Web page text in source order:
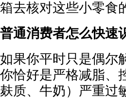
箱去核对这些小零食
普通消费者怎么快速
如果你平时只是偶尔
你恰好是严格减脂、
麸质、牛奶）严重过